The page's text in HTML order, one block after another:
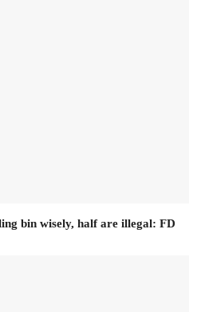
bin wisely, half are illegal: FD